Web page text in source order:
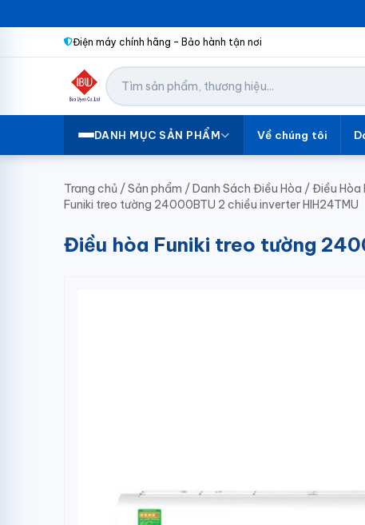
Điện máy chính hãng – Bảo hành tận nơi
DANH MỤC SẢN PHẨM Về chúng tôi
Trang chủ /Sản phẩm /Danh Sách Điều Hòa /Điều Hòa
Funiki treo tường 24000BTU 2 chiều inverter HIH24TMU
Điều hòa Funiki treo tường